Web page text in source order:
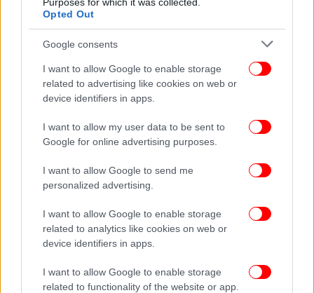
Opted Out
Google consents
I want to allow Google to enable storage
related to advertising like cookies on web or
device identifiers in apps.
I want to allow my user data to be sent to
Google for online advertising purposes.
I want to allow Google to send me
personalized advertising.
I want to allow Google to enable storage
related to analytics like cookies on web or
device identifiers in apps.
I want to allow Google to enable storage
related to functionality of the website or app.
Μανουέλ Ντομέργκ, ζητώντας να εφαρμοστούν
«διαρθρωτικά μέτρα».
ΟΛΕΣ ΟΙ ΕΙΔΗΣΕΙΣ
Σοκ με timelapse βίντεο από το Τέξας: Πώς το ποτάμι
φούσκωσε σε 45 λεπτά και έπνιξε μια τεράστια περιοχή
Η πανέμορφη ελληνική πόλη που βρίσκεται ανάμεσα τα
«κρυμμένα διαμαντάκια» της Ευρώπης για καλοκαιρινές
Νέο έκτακτο της ΕΜΥ για τον καύσωνα -Πού θα δείξει
42άρια Τρίτη και Τετάρτη